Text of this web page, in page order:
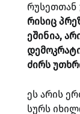
რუსეთთან
რისიც
ეშინია,
ძირს
ეს არის
სურს